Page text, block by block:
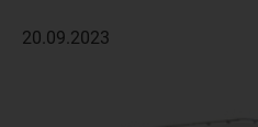
20.09.2023